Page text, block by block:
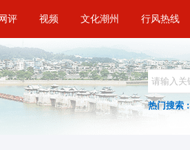
评 视频 文化潮州 行风热线
热门搜索 :